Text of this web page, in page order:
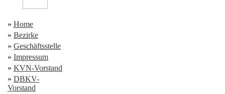
» Home
» Bezirke
» Geschäftsstelle
» Impressum
» KVN-Vorstand
» DBKV-
Vorstand